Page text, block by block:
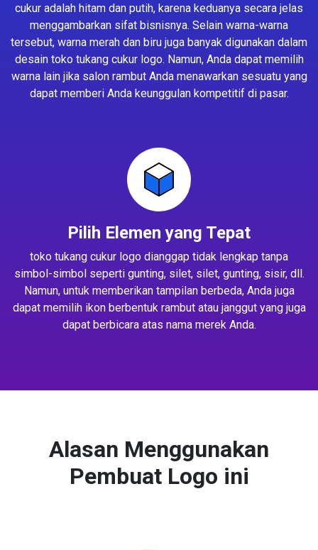
cukur adalah hitam dan putih, karena keduanya secara jelas
menggambarkan sifat bisnisnya. Selain warna-warna
tersebut, warna merah dan biru juga banyak digunakan dalam
desain toko tukang cukur logo. Namun, Anda dapat memilih
warna lain jika salon rambut Anda menawarkan sesuatu yang
dapat memberi Anda keunggulan kompetitif di pasar.
Pilih Elemen yang Tepat
toko tukang cukur logo dianggap tidak lengkap tanpa
simbol-simbol seperti gunting, silet, silet, gunting, sisir, dll.
Namun, untuk memberikan tampilan berbeda, Anda juga
dapat memilih ikon berbentuk rambut atau janggut yang juga
dapat berbicara atas nama merek Anda.
Alasan Menggunakan
Pembuat Logo ini